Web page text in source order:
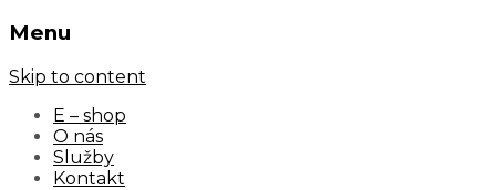
Menu
Skip to content
E – shop
O nás
Služby
Kontakt